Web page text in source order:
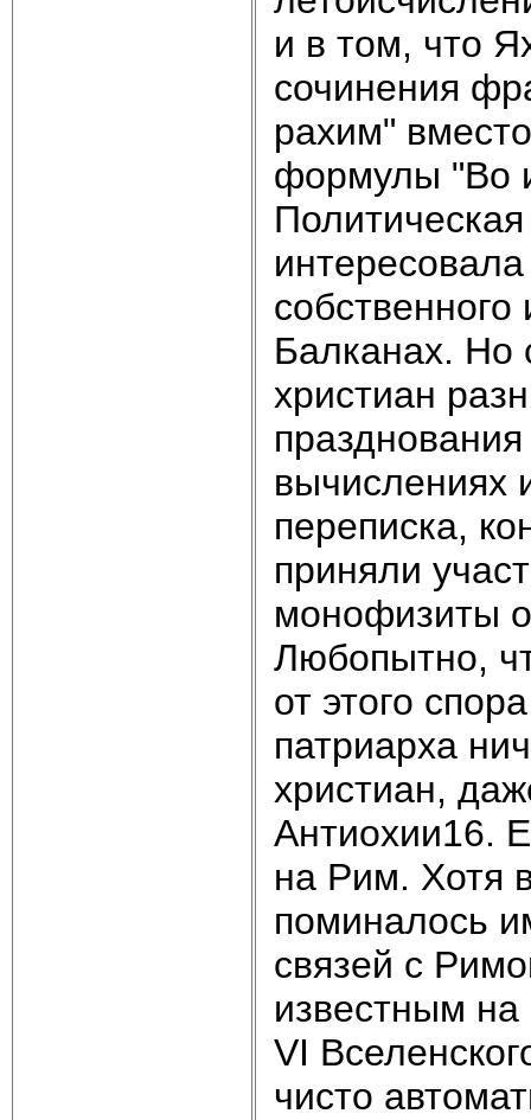
и в том, что
сочинения
рахим"
формулы "Во
Балканах. Но
христиан
вычислениях
переписка,
приняли
монофизиты
Любопытно,
от этого
патриарха
христиан,
Антиохии16.
на Рим. Хотя
поминалось
связей с
известным на
VI
чисто